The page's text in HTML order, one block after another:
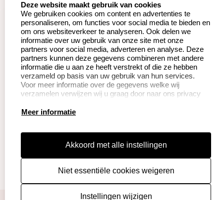
Betaling &
Verzending
Wederverkoper
worden
Veel gestelde vragen
Herroepingsrecht
Retourneren
Productinformatie:
Instructie voor
Aanleverspecificaties
Safety Sheets
algemene voorwaarden
disclaimer
Deze website maakt gebruik van cookies
We gebruiken cookies om content en advertenties te
personaliseren, om functies voor social media te bieden en
om ons websiteverkeer te analyseren. Ook delen we
informatie over uw gebruik van onze site met onze
partners voor social media, adverteren en analyse. Deze
partners kunnen deze gegevens combineren met andere
informatie die u aan ze heeft verstrekt of die ze hebben
verzameld op basis van uw gebruik van hun services.
Voor meer informatie over de gegevens welke wij
verzamelen verwijzen wij u graag door naar ons privacy
Meer informatie
Akkoord met alle instellingen
Niet essentiële cookies weigeren
Instellingen wijzigen